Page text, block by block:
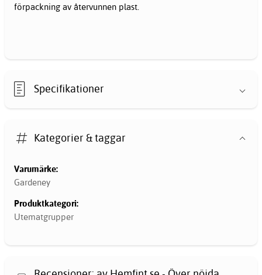
förpackning av återvunnen plast.
Specifikationer
Kategorier & taggar
Varumärke:
Gardeney
Produktkategori:
Utematgrupper